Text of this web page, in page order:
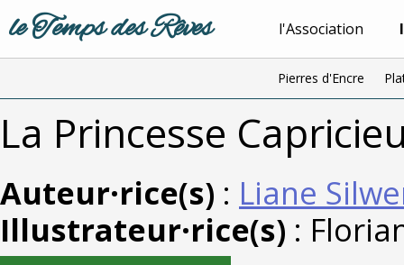
le Temps des Rêves l'Association
Pierres d'Encre
La Princesse
Auteur·rice(s) : Liane
Illustrateur·rice(s) :